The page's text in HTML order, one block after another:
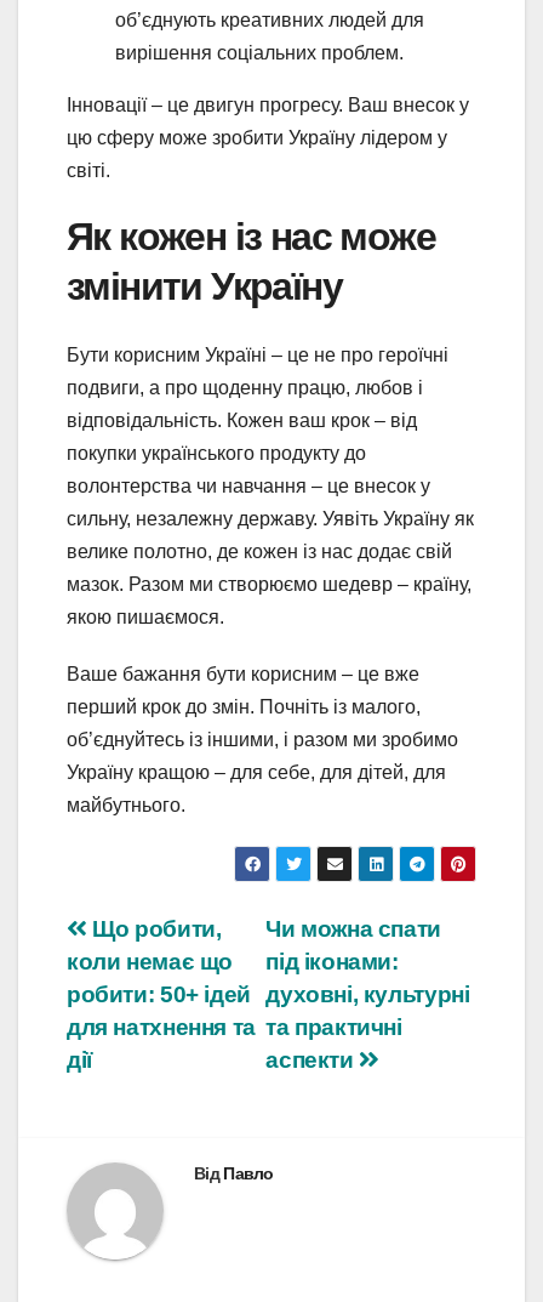
об’єднують креативних людей для
вирішення соціальних проблем.
Інновації – це двигун прогресу. Ваш внесок у
цю сферу може зробити Україну лідером у
світі.
Як кожен із нас може
змінити Україну
Бути корисним Україні – це не про героїчні
подвиги, а про щоденну працю, любов і
відповідальність. Кожен ваш крок – від
покупки українського продукту до
волонтерства чи навчання – це внесок у
сильну, незалежну державу. Уявіть Україну як
велике полотно, де кожен із нас додає свій
мазок. Разом ми створюємо шедевр – країну,
якою пишаємося.
Ваше бажання бути корисним – це вже
перший крок до змін. Почніть із малого,
об’єднуйтесь із іншими, і разом ми зробимо
Україну кращою – для себе, для дітей, для
майбутнього.
Навігація
записів
Чи можна спати
під іконами:
духовні, культурні
та практичні
аспекти
Що робити,
коли немає що
робити: 50+ ідей
для натхнення та
дії
ВідПавло